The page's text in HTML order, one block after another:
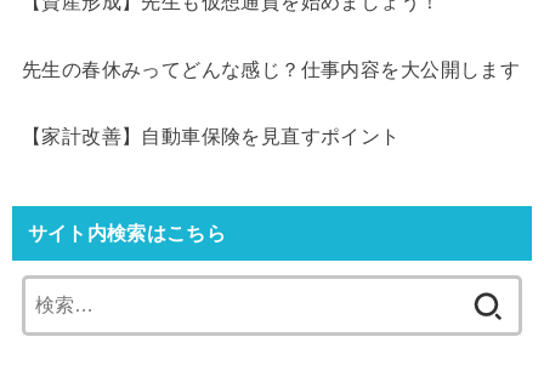
先生の春休みってどんな感じ？仕事内容を大公開します
【家計改善】自動車保険を見直すポイント
サイト内検索はこちら
索: